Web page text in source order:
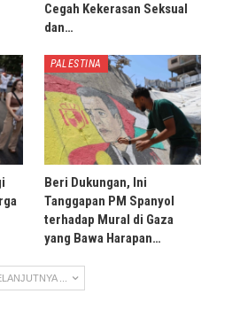
Cegah Kekerasan Seksual
dan…
PALESTINA
Beri Dukungan, Ini
Tanggapan PM Spanyol
terhadap Mural di Gaza
yang Bawa Harapan…
...